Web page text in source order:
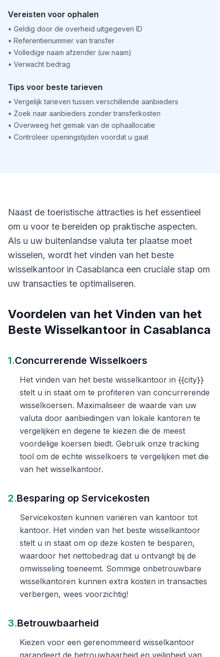
Vereisten voor ophalen
• Geldig door de overheid uitgegeven ID
• Referentienummer van transfer
• Volledige naam afzender (uw naam)
• Verwacht bedrag
Tips voor beste tarieven
• Vergelijk tarieven tussen verschillende aanbieders
• Zoek naar aanbieders zonder transferkosten
• Overweeg het gemak van de ophaallocatie
• Controleer openingstijden voordat u gaat
Naast de toeristische attracties is het essentieel
om u voor te bereiden op praktische aspecten.
Als u uw buitenlandse valuta ter plaatse moet
wisselen, wordt het vinden van het beste
wisselkantoor in Casablanca een cruciale stap om
uw transacties te optimaliseren.
Voordelen van het Vinden van het
Beste Wisselkantoor in Casablanca
1.Concurrerende Wisselkoers
Het vinden van het beste wisselkantoor in {{city}}
stelt u in staat om te profiteren van concurrerende
wisselkoersen. Maximaliseer de waarde van uw
valuta door aanbiedingen van lokale kantoren te
vergelijken en degene te kiezen die de meest
voordelige koersen biedt. Gebruik onze tracking
tool om de echte wisselkoers te vergelijken met die
van het wisselkantoor.
2.Besparing op Servicekosten
Servicekosten kunnen variëren van kantoor tot
kantoor. Het vinden van het beste wisselkantoor
stelt u in staat om op deze kosten te besparen,
waardoor het nettobedrag dat u ontvangt bij de
omwisseling toeneemt. Sommige onbetrouwbare
wisselkantoren kunnen extra kosten in transacties
verbergen, wees voorzichtig!
3.Betrouwbaarheid
Kiezen voor een gerenommeerd wisselkantoor
garandeert de betrouwbaarheid en veiligheid van